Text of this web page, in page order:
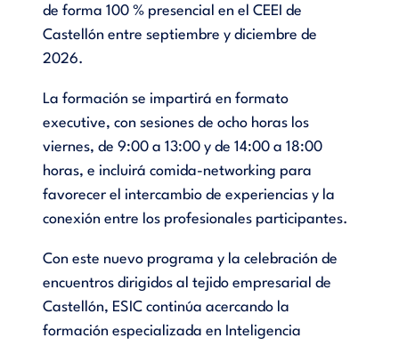
de forma 100 % presencial en el CEEI de
Castellón entre septiembre y diciembre de
2026.
La formación se impartirá en formato
executive, con sesiones de ocho horas los
viernes, de 9:00 a 13:00 y de 14:00 a 18:00
horas, e incluirá comida-networking para
favorecer el intercambio de experiencias y la
conexión entre los profesionales participantes.
Con este nuevo programa y la celebración de
encuentros dirigidos al tejido empresarial de
Castellón, ESIC continúa acercando la
formación especializada en Inteligencia